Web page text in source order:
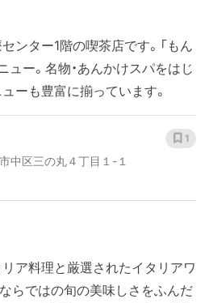
ンター1階の喫茶店です。「もん
ュー。名物・あんかけスパをはじ
ーも豊富に揃っています。
中区三の丸４丁目１-１
1
ア料理と厳選されたイタリアワ
らではの旬の美味しさをふんだ